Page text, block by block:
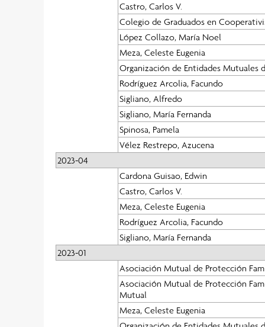
Castro, Carlos V.
Colegio de Graduados en
López Collazo, María Noel
Meza, Celeste Eugenia
Organización de Entidades Mutuales
Rodríguez Arcolia, Facundo
Sigliano, Alfredo
Sigliano, María Fernanda
Spinosa, Pamela
Vélez Restrepo, Azucena
2023-04
Cardona Guisao, Edwin
Castro, Carlos V.
Meza, Celeste Eugenia
Rodríguez Arcolia, Facundo
Sigliano, María Fernanda
2023-01
Asociación Mutual de Protección
Asociación Mutual de Protección
Mutual
Meza, Celeste Eugenia